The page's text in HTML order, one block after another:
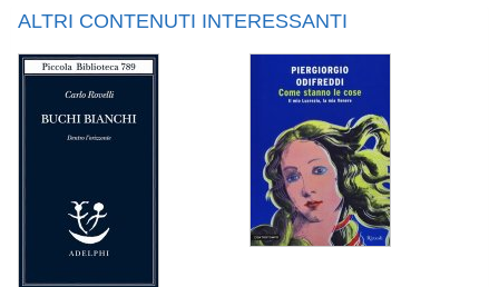
ALTRI CONTENUTI INTERESSANTI